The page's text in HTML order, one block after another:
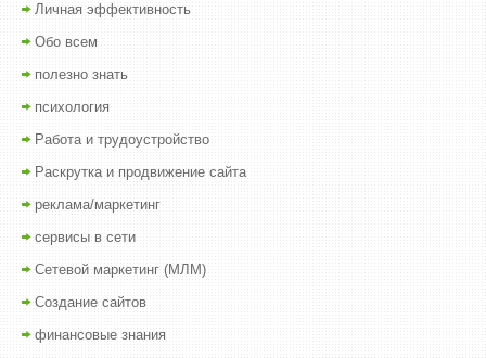
Личная эффективность
Обо всем
полезно знать
психология
Работа и трудоустройство
Раскрутка и продвижение сайта
реклама/маркетинг
сервисы в сети
Сетевой маркетинг (МЛМ)
Создание сайтов
финансовые знания